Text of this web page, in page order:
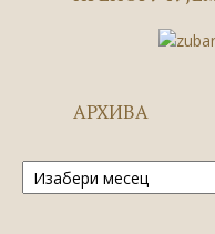
АРХИВА
Архива